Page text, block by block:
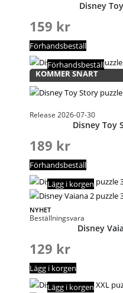
Disney
159 kr
Förhandsbeställ
KOMMER SNART
Release 2026-07-30
Förhandsbeställ
Disney Toy
189 kr
Förhandsbeställ
NYHET
Beställningsvara
Lägg i korgen
Disney
129 kr
Lägg i korgen
Lägg i korgen